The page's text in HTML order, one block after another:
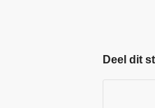
Deel dit